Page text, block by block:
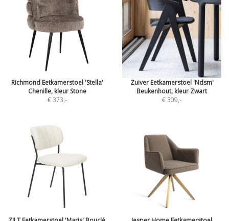
Richmond Eetkamerstoel 'Stella'
Chenille, kleur Stone
€ 373,-
Zuiver Eetkamerstoel 'Ndsm'
Beukenhout, kleur Zwart
€ 309,-